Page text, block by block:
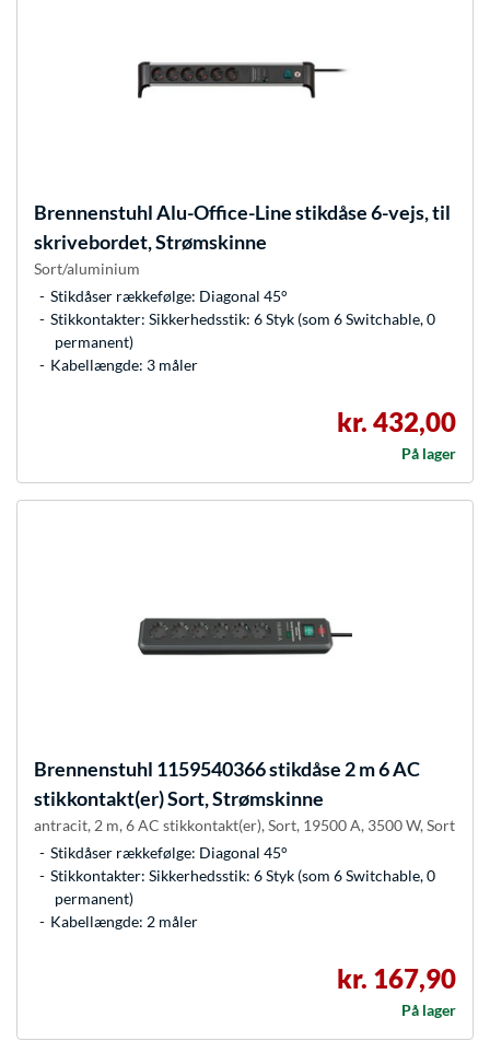
BrennenstuhlAlu-Office-Line stikdåse 6-vejs, til
skrivebordet, Strømskinne
Sort/aluminium
Stikdåser rækkefølge: Diagonal 45°
Stikkontakter: Sikkerhedsstik: 6 Styk (som 6 Switchable, 0
permanent)
Kabellængde: 3 måler
kr. 432,00
På lager
Brennenstuhl 1159540366 stikdåse 2 m 6 AC
stikkontakt(er) Sort, Strømskinne
antracit, 2 m, 6 AC stikkontakt(er), Sort, 19500 A, 3500 W, Sort
Stikdåser rækkefølge: Diagonal 45°
Stikkontakter: Sikkerhedsstik: 6 Styk (som 6 Switchable, 0
permanent)
Kabellængde: 2 måler
kr. 167,90
På lager